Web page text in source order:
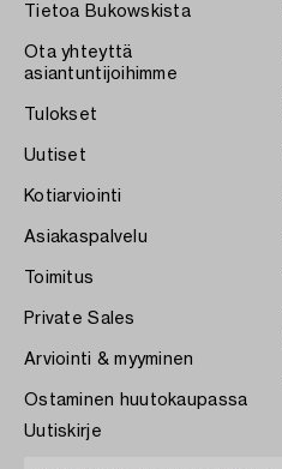
Tietoa Bukowskista
Ota yhteyttä
asiantuntijoihimme
Tulokset
Uutiset
Kotiarviointi
Asiakaspalvelu
Toimitus
Private Sales
Arviointi & myyminen
Ostaminen huutokaupassa
Uutiskirje